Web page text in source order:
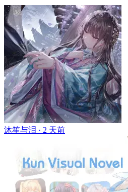
沐笙与泪 · 2 天前